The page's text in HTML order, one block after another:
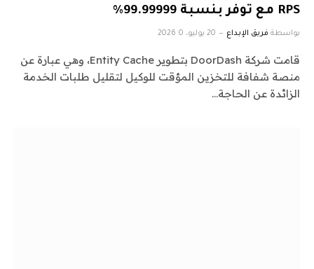
RPS مع توفر بنسبة 99.99999%
بواسطة فريق الإبداع 20 يوليو، 2026 0
قامت شركة DoorDash بتطوير Entity Cache، وهي عبارة عن
منصة شفافة للتخزين المؤقت للوكيل لتقليل طلبات الخدمة
الزائدة عن الحاجة…